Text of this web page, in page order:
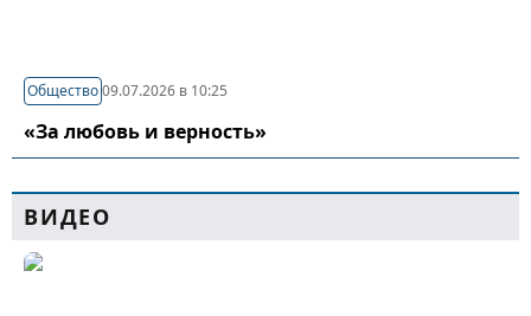
Общество09.07.2026 в 10:25
«За любовь и верность»
ВИДЕО